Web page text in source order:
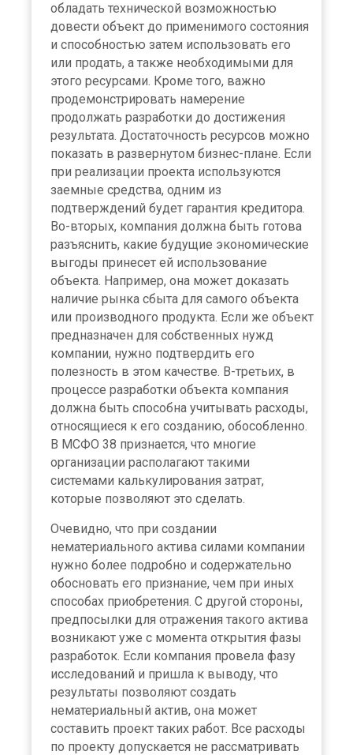
обладать технической возможностью
довести объект до применимого состояния
и способностью затем использовать его
или продать, а также необходимыми для
этого ресурсами. Кроме того, важно
продемонстрировать намерение
продолжать разработки до достижения
результата. Достаточность ресурсов можно
показать в развернутом бизнес-плане. Если
при реализации проекта используются
заемные средства, одним из
подтверждений будет гарантия кредитора.
Во-вторых, компания должна быть готова
разъяснить, какие будущие экономические
выгоды принесет ей использование
объекта. Например, она может доказать
наличие рынка сбыта для самого объекта
или производного продукта. Если же объект
предназначен для собственных нужд
компании, нужно подтвердить его
полезность в этом качестве. В-третьих, в
процессе разработки объекта компания
должна быть способна учитывать расходы,
относящиеся к его созданию, обособленно.
В МСФО 38 признается, что многие
организации располагают такими
системами калькулирования затрат,
которые позволяют это сделать.
Очевидно, что при создании
нематериального актива силами компании
нужно более подробно и содержательно
обосновать его признание, чем при иных
способах приобретения. С другой стороны,
предпосылки для отражения такого актива
возникают уже с момента открытия фазы
разработок. Если компания провела фазу
исследований и пришла к выводу, что
результаты позволяют создать
нематериальный актив, она может
составить проект таких работ. Все расходы
по проекту допускается не рассматривать